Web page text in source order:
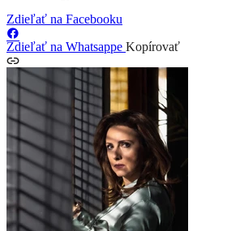
Zdieľať na Facebooku
Zdieľať na Whatsappe Kopírovať